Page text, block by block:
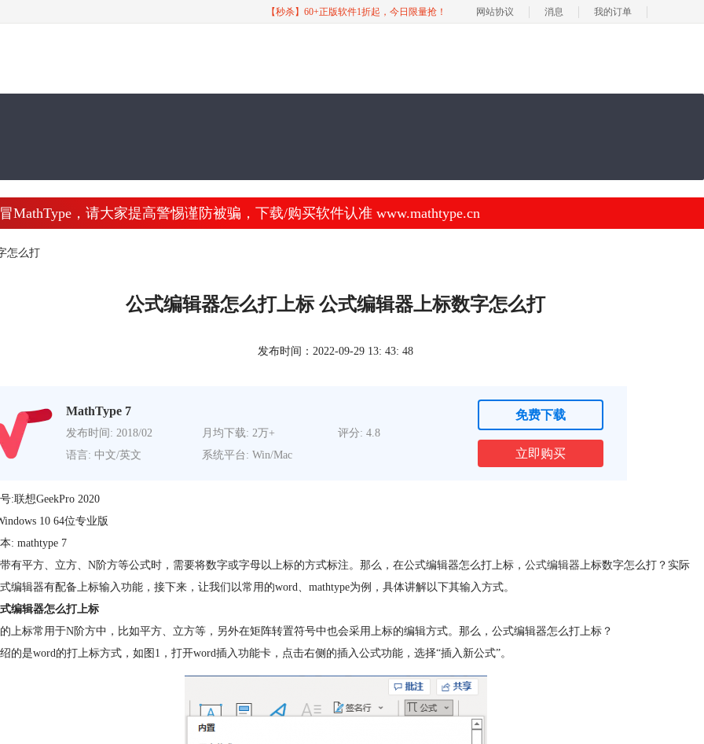
【秒杀】60+正版软件1折起，今日限量抢！ 网站协议 消息 我的订单
MathType，请大家提高警惕谨防被骗，下载/购买软件认准 www.mathtype.cn
怎么打
公式编辑器怎么打上标 公式编辑器上标数字怎么打
发布时间：2022-09-29 13: 43: 48
MathType 7
发布时间: 2018/02 月均下载: 2万+
评分: 4.8
语言: 中文/英文
系统平台: Win/Mac
免费下载
立即购买
:联想GeekPro 2020
10 64位专业版
: mathtype 7
有平方、立方、N阶方等公式时，需要将数字或字母以上标的方式标注。那么，在公式编辑器怎么打上标， 公式编辑器上标数字怎么打？实际
编辑器有配备上标输入功能，接下来，让我们以常用的word、mathtype为例，具体讲解以下其输入方式。
编辑器怎么打上标
上标常用于N阶方中，比如平方、立方等，另外在矩阵转置符号中也会采用上标的编辑方式。那么，公式编辑器怎么打上标？
的是word的打上标方式，如图1，打开word插入功能卡，点击右侧的插入公式功能，选择“插入新公式”。